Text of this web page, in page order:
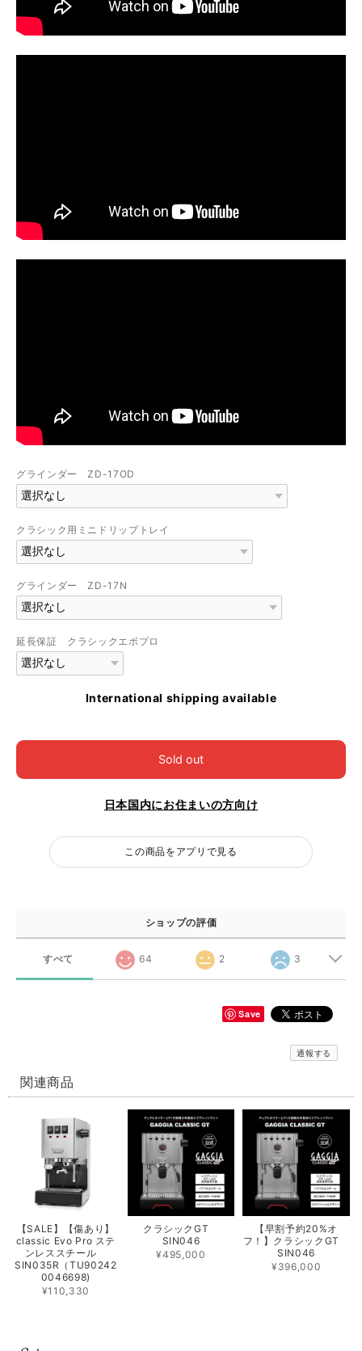
グラインダー ZD-17OD
クラシック用ミニドリップトレイ
グラインダー ZD-17N
延長保証 クラシックエボプロ
International shipping available
Sold out
日本国内にお住まいの方向け
この商品をアプリで見る
ショップの評価
すべて 64 2 3
Save
通報する
関連商品
【SALE】【傷あり】
classic Evo Pro ステ
ンレススチール
SIN035R（TU90242
0046698)
¥110,330
クラシックGT
SIN046
¥495,000
【早割予約20%オ
フ！】クラシックGT
SIN046
¥396,000